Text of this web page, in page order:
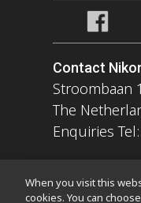
Contact
Stroombaan
The
Enquiries
When you visit this
cookies. You can